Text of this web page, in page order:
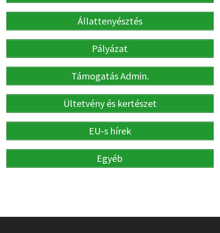
Állattenyésztés
Pályázat
Támogatás Admin.
Ültetvény és kertészet
EU-s hírek
Egyéb